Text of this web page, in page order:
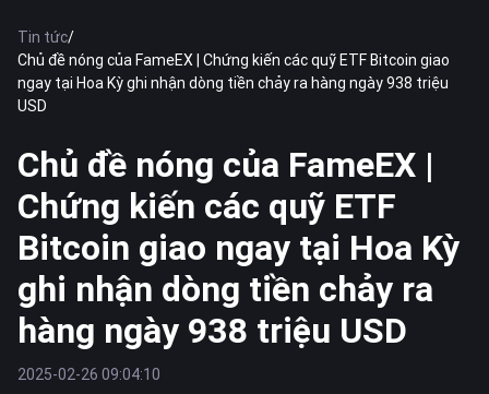
Tin tức/
Chủ đề nóng của FameEX | Chứng kiến ​​các quỹ ETF Bitcoin giao
ngay tại Hoa Kỳ ghi nhận dòng tiền chảy ra hàng ngày 938 triệu
USD
Chủ đề nóng của FameEX |
Chứng kiến ​​các quỹ ETF
Bitcoin giao ngay tại Hoa Kỳ
ghi nhận dòng tiền chảy ra
hàng ngày 938 triệu USD
2025-02-26 09:04:10